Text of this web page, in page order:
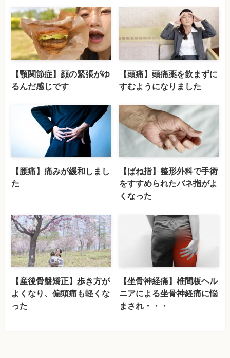
【顎関節症】顔の緊張がゆ
るんだ感じです
【頭痛】頭痛薬を飲まずに
すむようになりました
【腰痛】痛みが緩和しまし
た
【ばね指】整形外科で手術
をすすめられたバネ指がよ
くなった
【産後骨盤矯正】歩き方が
よくなり、偏頭痛も軽くな
った
【坐骨神経痛】椎間板ヘル
ニアによる坐骨神経痛に悩
まされ・・・